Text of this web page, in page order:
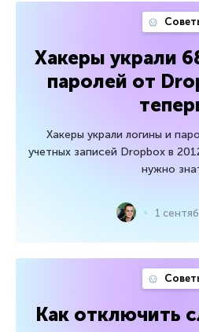
Хакеры украли
паролей от
Хакеры украли логины и
учетных записей Dropbox в
нужно
1
Как отключить